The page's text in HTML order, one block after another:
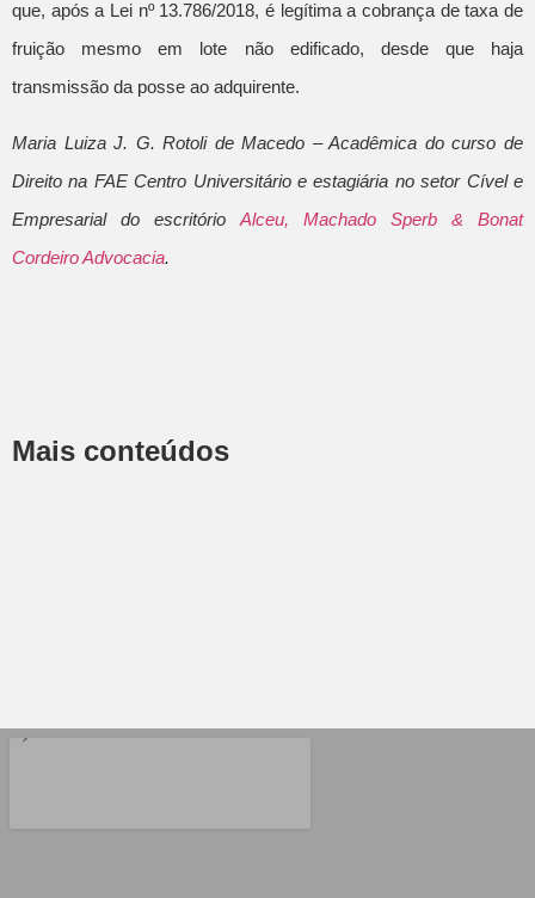
que, após a Lei nº 13.786/2018, é legítima a cobrança de taxa de
fruição mesmo em lote não edificado, desde que haja
transmissão da posse ao adquirente.
Maria Luiza J. G. Rotoli de Macedo – Acadêmica do curso de
Direito na FAE Centro Universitário e estagiária no setor Cível e
Empresarial do escritório
Alceu, Machado Sperb & Bonat
Cordeiro Advocacia.
Mais conteúdos